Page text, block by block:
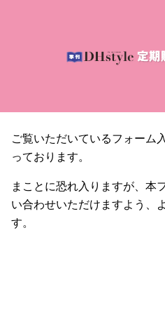
ご覧いただいているフォーム
っております。
まことに恐れ入りますが、本
い合わせいただけますよう、
す。